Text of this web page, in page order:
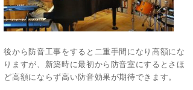
後から防音工事をすると二重手間になり高額にな
りますが、新築時に最初から防音室にするとさほ
ど高額にならず高い防音効果が期待できます。